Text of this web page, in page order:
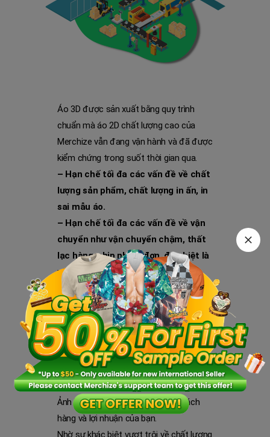
Áo 3D được sản xuất bằng quy trình
chuẩn mà áo 2D chất lượng cao của
Merchize vẫn đang vận hành và đã được
kiểm chứng trong suốt thời gian qua.
– Hạn chế tối đa các vấn đề về chất
lượng sản phẩm, chất lượng in ấn, in
sai mẫu áo.
– Hạn chế tối đa các vấn đề về vận
chuyển như vận chuyển chậm, thất
lạc hàng, ship nhầm đơn, đặc biệt là
vào mùa SALE quý 4.
Đây là những vấn đề nhức nhối của mọi
sellers khi fulfill sản phẩm print on
demand.
Những vấn đề này nếu gặp phải thì vừa
gây ảnh hưởng uy tín cho store của bạn,
vừa gây ra nhiều phiền toái trong quá
trình bán hàng.
Ảnh hưởng lớn đến trải nghiệm khách
hàng và lợi nhuận của bạn.
Nhờ sự khác biệt vượt trội về chất lượng